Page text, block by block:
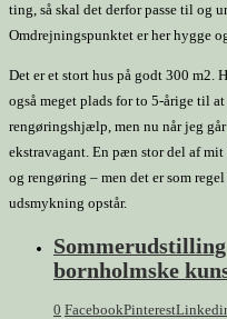
ting, så skal det derfor passe til og
Omdrejningspunktet er her hygge
Det er et stort hus på godt 300 m2.
også meget plads for to 5-årige til
rengøringshjælp, men nu når jeg
ekstravagant. En pæn stor del af
og rengøring – men det er som
udsmykning opstår.
bornholmske
0 FacebookPinterest